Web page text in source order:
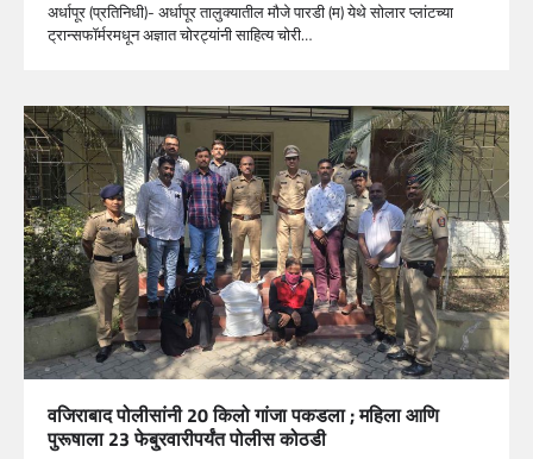
अर्धापूर (प्रतिनिधी)- अर्धापूर तालुक्यातील मौजे पारडी (म) येथे सोलार प्लांटच्या
ट्रान्सफॉर्मरमधून अज्ञात चोरट्यांनी साहित्य चोरी…
वजिराबाद पोलीसांनी 20 किलो गांजा पकडला ; महिला आणि
पुरूषाला 23 फेबु्रवारीपर्यंत पोलीस कोठडी